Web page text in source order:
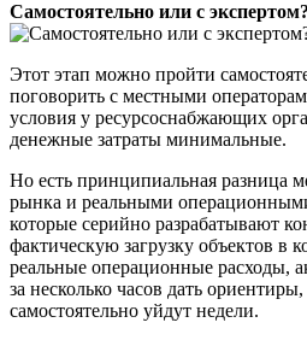
Самостоятельно или с экспертом?
Этот этап можно пройти
поговорить с местными
условия у ресурсоснабжающих
денежные затраты минимальные.
Но есть принципиальная
рынка и реальными
которые серийно разрабатывают
фактическую загрузку объектов в
реальные операционные расходы,
за несколько часов дать
самостоятельно уйдут недели.